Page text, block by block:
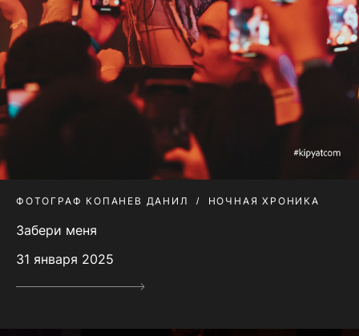
ФОТОГРАФ КОПАНЕВ ДАНИЛ НОЧНАЯ ХРОНИКА
Забери меня
31 января 2025